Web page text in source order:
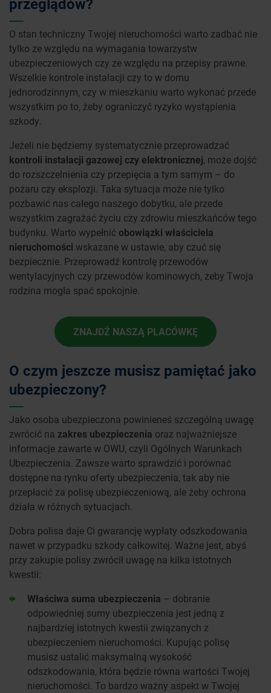
O stan techniczny Twojej nieruchomości warto zadbać nie
tylko ze względu na wymagania towarzystw
ubezpieczeniowych czy ze względu na przepisy prawne.
Wszelkie kontrole instalacji czy to w domu
jednorodzinnym, czy w mieszkaniu warto wykonać przede
wszystkim po to, żeby ograniczyć ryzyko wystąpienia
szkody.
Jeżeli nie będziemy systematycznie przeprowadzać
kontroli instalacji gazowej czy elektronicznej, może dojść
do rozszczelnienia czy przepięcia a tym samym – do
pożaru czy eksplozji. Taka sytuacja może nie tylko
pozbawić nas całego naszego dobytku, ale przede
wszystkim zagrażać życiu czy zdrowiu mieszkańców tego
budynku. Warto wypełnić obowiązki właściciela
nieruchomości wskazane w ustawie, aby czuć się
bezpiecznie. Przeprowadź kontrolę przewodów
wentylacyjnych czy przewodów kominowych, żeby Twoja
rodzina mogła spać spokojnie.
ZNAJDŹ NASZĄ PLACÓWKĘ
O czym jeszcze musisz pamiętać jako
ubezpieczony?
Jako osoba ubezpieczona powinieneś szczególną uwagę
zwrócić na zakres ubezpieczenia oraz najważniejsze
informacje zawarte w OWU, czyli Ogólnych Warunkach
Ubezpieczenia. Zawsze warto sprawdzić i porównać
dostępne na rynku oferty ubezpieczenia, tak aby nie
przepłacić za polisę ubezpieczeniową, ale żeby ochrona
działa w różnych sytuacjach.
Dobra polisa daje Ci gwarancję wypłaty odszkodowania
nawet w przypadku szkody całkowitej. Ważne jest, abyś
przy zakupie polisy zwrócił uwagę na kilka istotnych
kwestii:
Właściwa suma ubezpieczenia – dobranie
odpowiedniej sumy ubezpieczenia jest jedną z
najbardziej istotnych kwestii związanych z
ubezpieczeniem nieruchomości. Kupując polisę
musisz ustalić maksymalną wysokość
odszkodowania, która będzie równa wartości Twojej
nieruchomości. To bardzo ważny aspekt w Twojej